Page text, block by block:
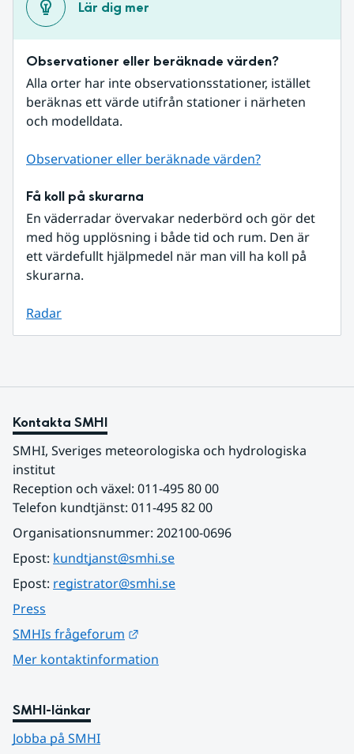
Lär dig mer
Observationer eller beräknade värden?
Alla orter har inte observationsstationer, istället
beräknas ett värde utifrån stationer i närheten
och modelldata.
Observationer eller beräknade värden?
Få koll på skurarna
En väderradar övervakar nederbörd och gör det
med hög upplösning i både tid och rum. Den är
ett värdefullt hjälpmedel när man vill ha koll på
skurarna.
Radar
Kontakta SMHI
SMHI, Sveriges meteorologiska och hydrologiska
institut
Reception och växel: 011-495 80 00
Telefon kundtjänst: 011-495 82 00
Organisationsnummer: 202100-0696
Epost: kundtjanst@smhi.se
Epost: registrator@smhi.se
Press
SMHIs frågeforum
Mer kontaktinformation
SMHI-länkar
Jobba på SMHI